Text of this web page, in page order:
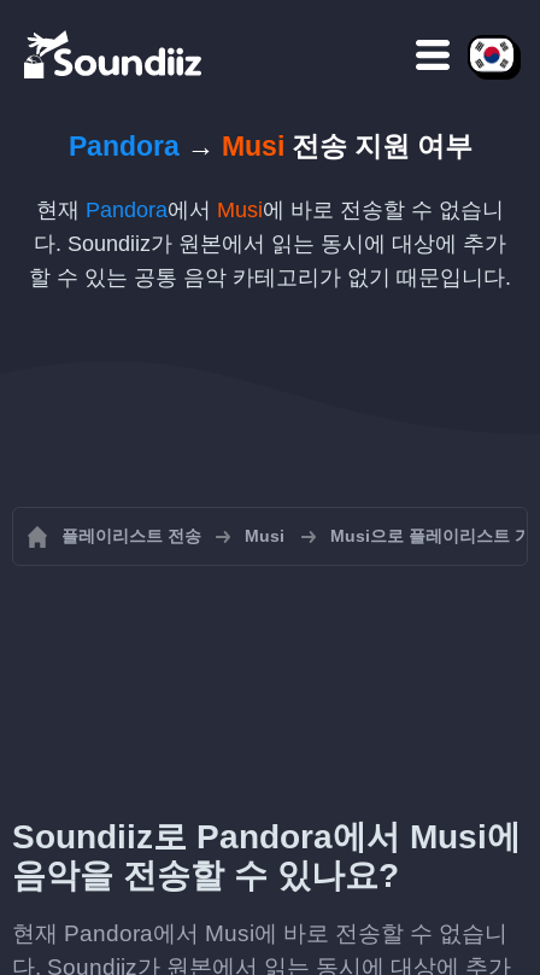
Pandora→ Musi 전송 지원 여부
현재 Pandora에서 Musi에 바로 전송할 수 없습니
다. Soundiiz가 원본에서 읽는 동시에 대상에 추가
할 수 있는 공통 음악 카테고리가 없기 때문입니다.
플레이리스트 전송 Musi Musi으로 플레이리스트 가
Soundiiz로 Pandora에서 Musi에
음악을 전송할 수 있나요?
현재 Pandora에서 Musi에 바로 전송할 수 없습니
다. Soundiiz가 원본에서 읽는 동시에 대상에 추가